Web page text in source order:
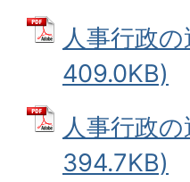
人事行政
409.0KB)
人事行政
394.7KB)